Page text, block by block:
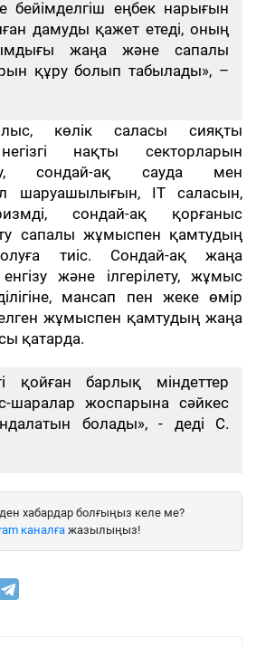
еңбек нарығын
дамуды қажет етеді, оның
жаңа және сапалы
құру болып табылады», –
көлік саласы сияқты
нақты секторларын
сондай-ақ сауда мен
шаруашылығын, IT саласын,
сондай-ақ қорғаныс
сапалы жұмыспен қамтудың
тиіс. Сондай-ақ жаңа
және ілгерілету, жұмыс
мансап пен жеке өмір
жұмыспен қамтудың жаңа
қатарда.
қойған барлық міндеттер
шаралар жоспарына сәйкес
болады», - деді С.
хабардар болғыңыз келе ме?
каналғажазылыңыз!